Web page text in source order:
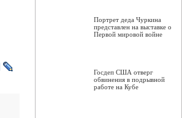
Портрет деда Чуркина
представлен на выставке о
Первой мировой войне
Госдеп США отверг
обвинения в подрывной
работе на Кубе